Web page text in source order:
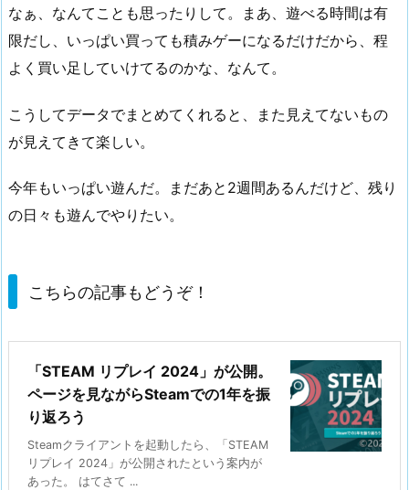
なぁ、なんてことも思ったりして。まあ、遊べる時間は有
限だし、いっぱい買っても積みゲーになるだけだから、程
よく買い足していけてるのかな、なんて。
こうしてデータでまとめてくれると、また見えてないもの
が見えてきて楽しい。
今年もいっぱい遊んだ。まだあと2週間あるんだけど、残り
の日々も遊んでやりたい。
こちらの記事もどうぞ！
「STEAM リプレイ 2024」が公開。
ページを見ながらSteamでの1年を振
り返ろう
Steamクライアントを起動したら、「STEAM
リプレイ 2024」が公開されたという案内が
あった。 はてさて ...